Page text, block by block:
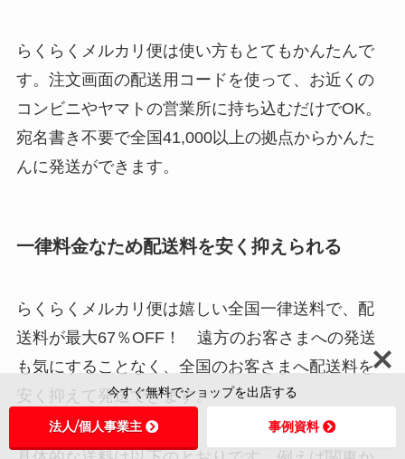
らくらくメルカリ便は使い方もとてもかんたんで
す。注文画面の配送用コードを使って、お近くの
コンビニやヤマトの営業所に持ち込むだけでOK。
宛名書き不要で全国41,000以上の拠点からかんた
んに発送ができます。
一律料金なため配送料を安く抑えられる
らくらくメルカリ便は嬉しい全国一律送料で、配
送料が最大67％OFF！ 遠方のお客さまへの発送
も気にすることなく、全国のお客さまへ配送料を
安く抑えて発送できます。
今すぐ無料でショップを出店する
法人/個人事業主 事例資料